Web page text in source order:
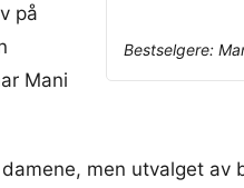
Bestselgere:
på
Mani
men utvalget av